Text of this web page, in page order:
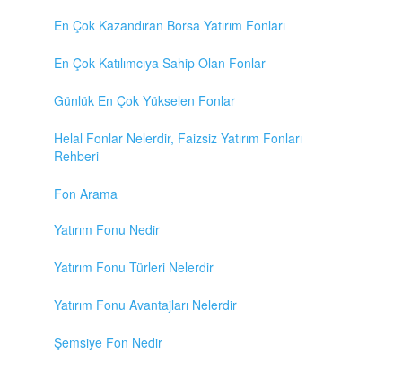
En Çok Kazandıran Borsa Yatırım Fonları
En Çok Katılımcıya Sahip Olan Fonlar
Günlük En Çok Yükselen Fonlar
Helal Fonlar Nelerdir, Faizsiz Yatırım Fonları
Rehberi
Fon Arama
Yatırım Fonu Nedir
Yatırım Fonu Türleri Nelerdir
Yatırım Fonu Avantajları Nelerdir
Şemsiye Fon Nedir